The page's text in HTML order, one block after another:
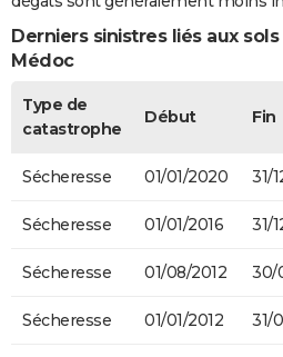
Derniers sinistres liés aux
Médoc
Type de
catastrophe
Début Fin
Sécheresse 01/01/2020 31/
Sécheresse 01/01/2016 31/
Sécheresse 01/08/2012 30/
Sécheresse 01/01/2012 31/